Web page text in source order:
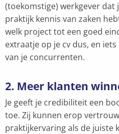
(toekomstige) werkgever dat
praktijk kennis van zaken
welk project tot een goed
extraatje op je cv dus, en
van je concurrenten.
2. Meer klanten
Je geeft je credibiliteit een
toe. Zij kunnen erop
praktijkervaring als de juiste